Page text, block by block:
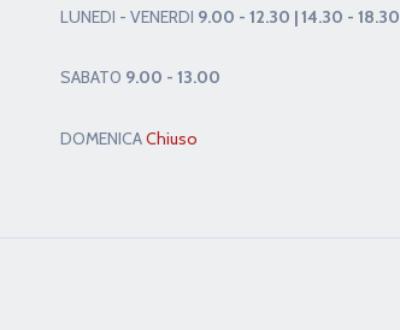
LUNEDI - VENERDI 9.00 - 12.30 | 14.30 - 18.30
SABAT0 9.00 - 13.00
DOMENICAChiuso